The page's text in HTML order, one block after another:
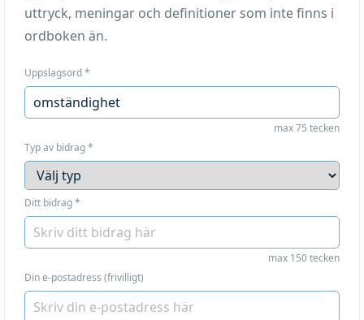
uttryck, meningar och definitioner som inte finns i
ordboken än.
Uppslagsord*
max 75 tecken
Typ av bidrag*
Ditt bidrag*
max 150 tecken
Din e-postadress (frivilligt)